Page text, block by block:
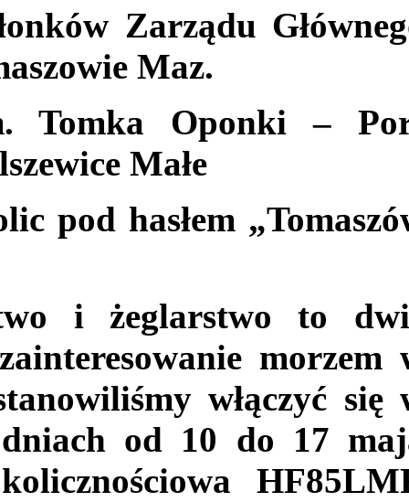
Zarządu
Maz.
Tomka Oponki –
Małe
pod hasłem
i żeglarstwo
to
morzem
włączyć się
od 10 do 17